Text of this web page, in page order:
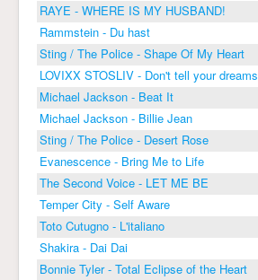
RAYE - WHERE IS MY HUSBAND!
Rammstein - Du hast
Sting / The Police - Shape Of My Heart
LOVIXX STOSLIV - Don't tell your dreams
Michael Jackson - Beat It
Michael Jackson - Billie Jean
Sting / The Police - Desert Rose
Evanescence - Bring Me to Life
The Second Voice - LET ME BE
Temper City - Self Aware
Toto Cutugno - L'italiano
Shakira - Dai Dai
Bonnie Tyler - Total Eclipse of the Heart